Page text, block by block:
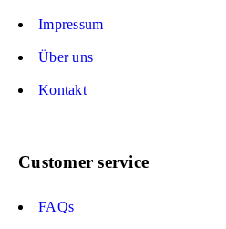
Impressum
Über uns
Kontakt
Customer service
FAQs